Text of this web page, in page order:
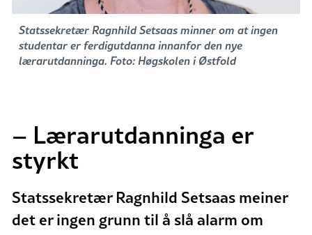
Statssekretær Ragnhild Setsaas minner om at ingen
studentar er ferdigutdanna innanfor den nye
lærarutdanninga. Foto: Høgskolen i Østfold
– Lærarutdanninga er
styrkt
Statssekretær Ragnhild Setsaas meiner
det er ingen grunn til å slå alarm om